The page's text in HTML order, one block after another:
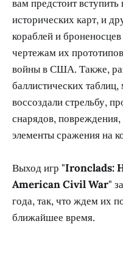
вам предстоит
исторических карт, и
кораблей и
чертежам их
войны в США. Также,
баллистических
воссоздали стрельбу,
снарядов,
элементы сражения на
Выход игр "Ironclads:
American Civil War"
года, так, что ждем их
ближайшее время.